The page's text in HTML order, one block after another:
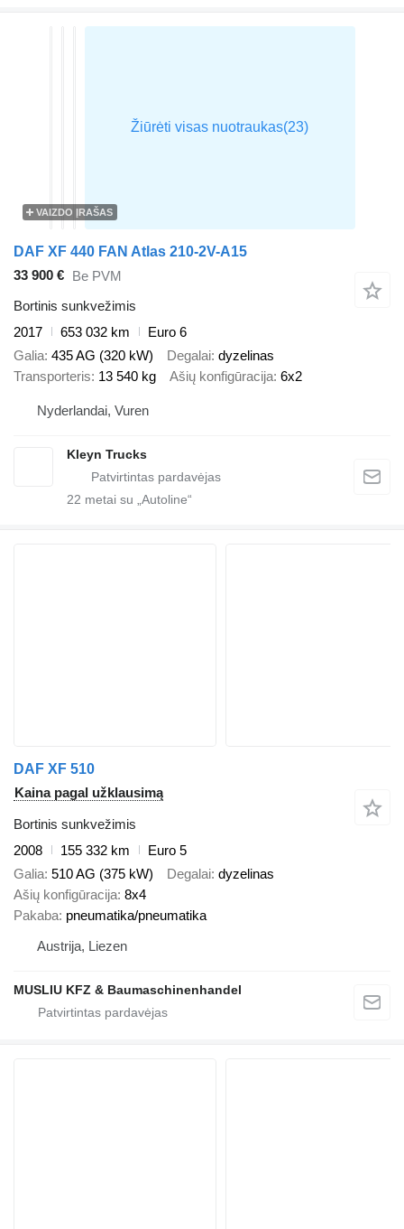
VAIZDO ĮRAŠAS
DAF XF 440 FAN Atlas 210-2V-A15
33 900 € Be PVM
Bortinis sunkvežimis
2017
653 032 km
Euro 6
Galia 435 AG (320 kW) Degalai dyzelinas
Transporteris 13 540 kg Ašių konfigūracija 6x2
Nyderlandai, Vuren
Kleyn Trucks
22 metai su „Autoline“
DAF XF 510
Kaina pagal užklausimą
Bortinis sunkvežimis
2008
155 332 km
Euro 5
Galia 510 AG (375 kW) Degalai dyzelinas
Ašių konfigūracija 8x4
Pakaba pneumatika/pneumatika
Austrija, Liezen
MUSLIU KFZ & Baumaschinenhandel